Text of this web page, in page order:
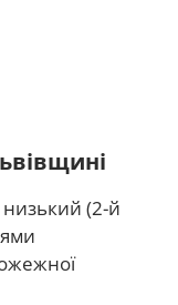
низький (2-й